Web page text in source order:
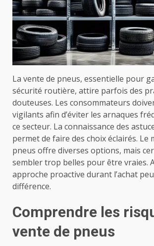
La vente de pneus, essentielle pour
sécurité routière, attire parfois des
douteuses. Les consommateurs
vigilants afin d’éviter les arnaques
ce secteur. La connaissance des
permet de faire des choix éclairés. Le
pneus offre diverses options, mais
sembler trop belles pour être vraies.
approche proactive durant l’achat
différence.
Comprendre les
vente de pneus